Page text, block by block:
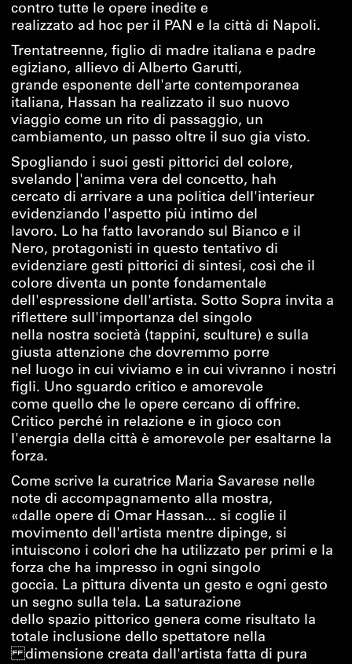
contro tutte le opere inedite e
realizzato ad hoc per il PAN e la città di Napoli.
Trentatreenne, figlio di madre italiana e padre
egiziano, allievo di Alberto Garutti,
grande esponente dell'arte contemporanea
italiana, Hassan ha realizzato il suo nuovo
viaggio come un rito di passaggio, un
cambiamento, un passo oltre il suo gia visto.
Spogliando i suoi gesti pittorici del colore,
svelando |'anima vera del concetto, hah
cercato di arrivare a una politica dell'interieur
evidenziando l'aspetto più intimo del
lavoro. Lo ha fatto lavorando sul Bianco e il
Nero, protagonisti in questo tentativo di
evidenziare gesti pittorici di sintesi, così che il
colore diventa un ponte fondamentale
dell'espressione dell'artista. Sotto Sopra invita a
riflettere sull'importanza del singolo
nella nostra società (tappini, sculture) e sulla
giusta attenzione che dovremmo porre
nel luogo in cui viviamo e in cui vivranno i nostri
figli. Uno sguardo critico e amorevole
come quello che le opere cercano di offrire.
Critico perché in relazione e in gioco con
l'energia della città è amorevole per esaltarne la
forza.
Come scrive la curatrice Maria Savarese nelle
note di accompagnamento alla mostra,
«dalle opere di Omar Hassan... si coglie il
movimento dell'artista mentre dipinge, si
intuiscono i colori che ha utilizzato per primi e la
forza che ha impresso in ogni singolo
goccia. La pittura diventa un gesto e ogni gesto
un segno sulla tela. La saturazione
dello spazio pittorico genera come risultato la
totale inclusione dello spettatore nella
dimensione creata dall'artista fatta di pura